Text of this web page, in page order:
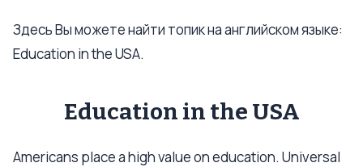
Здесь Вы можете найти топик на английском языке:
Education in the USA.
Education in the USA
Americans place a high value on education. Universal